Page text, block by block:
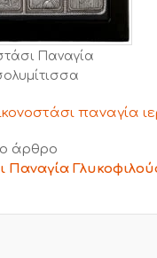
Παναγία
παναγία
άρθρο
Παναγία